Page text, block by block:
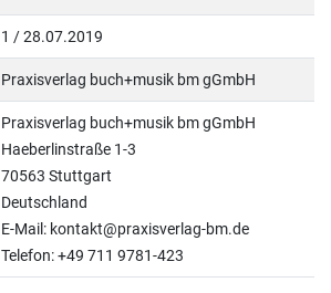
1 / 28.07.2019
Praxisverlag buch+musik bm gGmbH
Praxisverlag buch+musik bm gGmbH
Haeberlinstraße 1-3
70563 Stuttgart
Deutschland
E-Mail: kontakt@praxisverlag-bm.de
Telefon: +49 711 9781-423